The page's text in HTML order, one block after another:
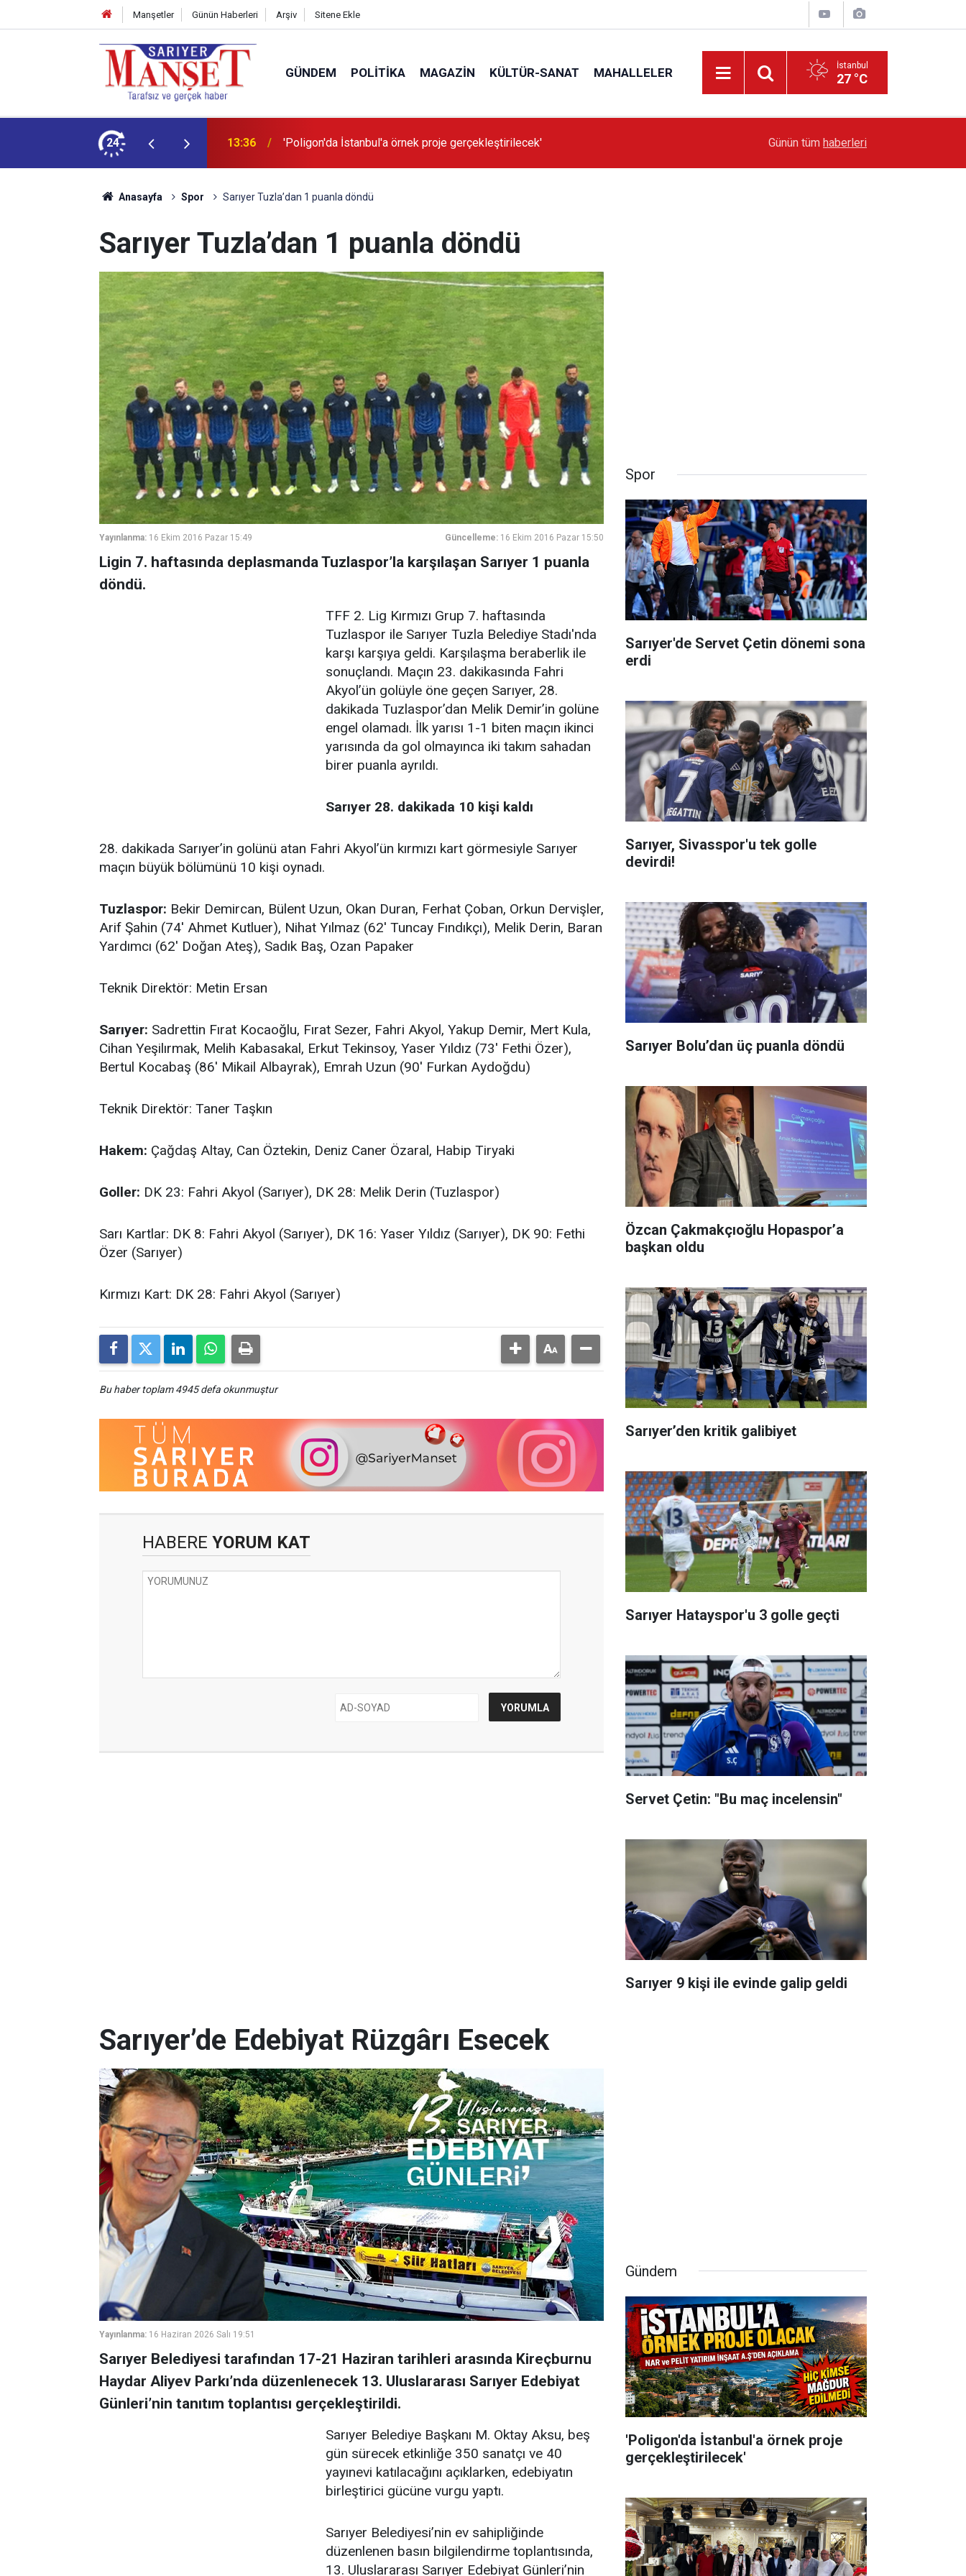
Manşetler Günün Haberleri Arşiv Sitene Ekle
GÜNDEM POLITIKA MAGAZIN KÜLTÜR-SANAT MAHALLELER İstanbul
27 °C
24 13:36 'Poligon'da İstanbul'a örnek proje gerçekleştirilecek' Sarıyer’de Edebiyat Rüzgârı Esecek
Günün tüm haberleri
Anasayfa Spor Sarıyer Tuzla’dan 1 puanla döndü
Sarıyer Tuzla’dan 1 puanla döndü
Yayınlanma: 16 Ekim 2016 Pazar 15:49 Güncelleme: 16 Ekim 2016 Pazar 15:50
Ligin 7. haftasında deplasmanda Tuzlaspor’la karşılaşan Sarıyer 1 puanla
döndü.
TFF 2. Lig Kırmızı Grup 7. haftasında
Tuzlaspor ile Sarıyer Tuzla Belediye Stadı'nda
karşı karşıya geldi. Karşılaşma beraberlik ile
sonuçlandı. Maçın 23. dakikasında Fahri
Akyol’ün golüyle öne geçen Sarıyer, 28.
dakikada Tuzlaspor’dan Melik Demir’in golüne
engel olamadı. İlk yarısı 1-1 biten maçın ikinci
yarısında da gol olmayınca iki takım sahadan
birer puanla ayrıldı.
Sarıyer 28. dakikada 10 kişi kaldı
28. dakikada Sarıyer’in golünü atan Fahri Akyol’ün kırmızı kart görmesiyle Sarıyer
maçın büyük bölümünü 10 kişi oynadı.
Tuzlaspor: Bekir Demircan, Bülent Uzun, Okan Duran, Ferhat Çoban, Orkun Dervişler,
Arif Şahin (74' Ahmet Kutluer), Nihat Yılmaz (62' Tuncay Fındıkçı), Melik Derin, Baran
Yardımcı (62' Doğan Ateş), Sadık Baş, Ozan Papaker
Teknik Direktör: Metin Ersan
Sarıyer: Sadrettin Fırat Kocaoğlu, Fırat Sezer, Fahri Akyol, Yakup Demir, Mert Kula,
Cihan Yeşilırmak, Melih Kabasakal, Erkut Tekinsoy, Yaser Yıldız (73' Fethi Özer),
Bertul Kocabaş (86' Mikail Albayrak), Emrah Uzun (90' Furkan Aydoğdu)
Teknik Direktör: Taner Taşkın
Hakem: Çağdaş Altay, Can Öztekin, Deniz Caner Özaral, Habip Tiryaki
Goller: DK 23: Fahri Akyol (Sarıyer), DK 28: Melik Derin (Tuzlaspor)
Sarı Kartlar: DK 8: Fahri Akyol (Sarıyer), DK 16: Yaser Yıldız (Sarıyer), DK 90: Fethi
Özer (Sarıyer)
Kırmızı Kart: DK 28: Fahri Akyol (Sarıyer)
Bu haber toplam 4945 defa okunmuştur
HABERE YORUM KAT
Spor
Sarıyer'de Servet Çetin dönemi sona
erdi
Sarıyer, Sivasspor'u tek golle
devirdi!
Sarıyer Bolu’dan üç puanla döndü
Özcan Çakmakçıoğlu Hopaspor’a
başkan oldu
Sarıyer’den kritik galibiyet
Sarıyer Hatayspor'u 3 golle geçti
Servet Çetin: "Bu maç incelensin"
Sarıyer 9 kişi ile evinde galip geldi
Sarıyer’de Edebiyat Rüzgârı Esecek
Yayınlanma: 16 Haziran 2026 Salı 19:51
Sarıyer Belediyesi tarafından 17-21 Haziran tarihleri arasında Kireçburnu
Haydar Aliyev Parkı’nda düzenlenecek 13. Uluslararası Sarıyer Edebiyat
Günleri’nin tanıtım toplantısı gerçekleştirildi.
Sarıyer Belediye Başkanı M. Oktay Aksu, beş
gün sürecek etkinliğe 350 sanatçı ve 40
yayınevi katılacağını açıklarken, edebiyatın
birleştirici gücüne vurgu yaptı.
Sarıyer Belediyesi’nin ev sahipliğinde
düzenlenen basın bilgilendirme toplantısında,
13. Uluslararası Sarıyer Edebiyat Günleri’nin
Gündem
'Poligon'da İstanbul'a örnek proje
gerçekleştirilecek'